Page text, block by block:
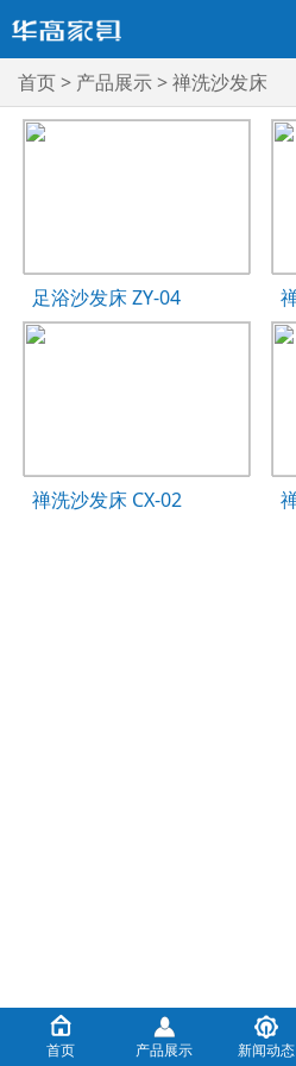
首页> 产品展示>禅洗沙发床
足浴沙发床 ZY-04
禅洗沙发床 CX-02
首页 产品展示 新闻动态